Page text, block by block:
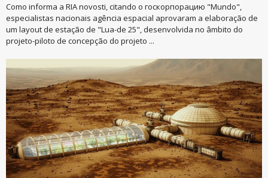
Como informa a RIA novosti, citando o госкорпорацию "Mundo",
especialistas nacionais agência espacial aprovaram a elaboração de
um layout de estação de "Lua-de 25", desenvolvida no âmbito do
projeto-piloto de concepção do projeto ...